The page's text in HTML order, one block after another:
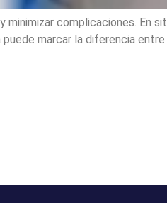
minimizar complicaciones. En
marcar la diferencia entre